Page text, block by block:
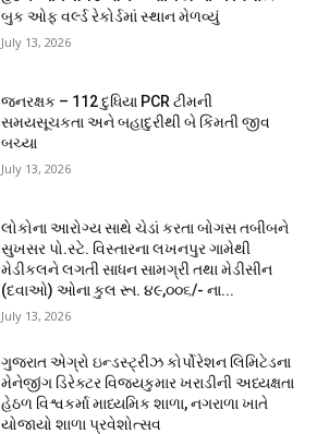
બુક ઓફ વર્લ્ડ રેકોર્ડમાં સ્થાન મેળવ્યું
July 13, 2026
જનરક્ષક – 112 દુધિયા PCR ટીમની
સમયસૂચકતા અને બહાદુરીથી બે કિંમતી જીવ
બચ્યા
July 13, 2026
લોકોના આરોગ્ય સાથે ચેડાં કરતા બોગસ તબીબને
સુખસર પો.સ્ટે. વિસ્તારના લખનપુર ગામેથી
મેડીકલને લગતી સાધન સામગ્રી તથા મેડીસીન
(દવાઓ) ઓના કુલ રૂા. ૪૯,૦૦૬/- ના...
July 13, 2026
ગુજરાત એગ્રો ઇન્ડસ્ટ્રીઝ કોર્પોરેશન લિમિટેડના
મેનેજીંગ ડિરેક્ટર વિજયકુમાર ખરાડીની અધ્યક્ષતા
હેઠળ વિશ્વકર્મા માધ્યમિક શાળા, નગરાળા ખાતે
યોજાયો શાળા પ્રવેશોત્સવ